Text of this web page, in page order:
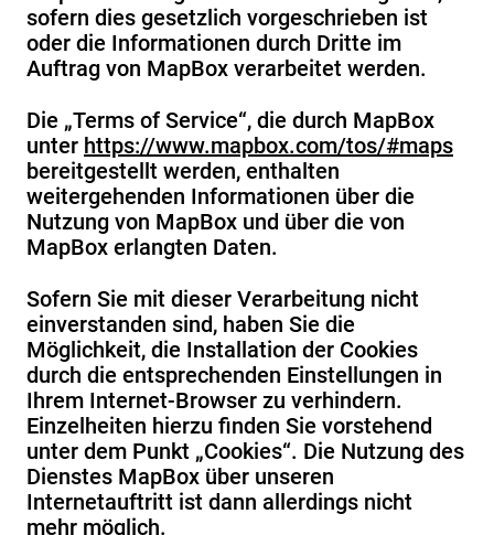
sofern dies gesetzlich vorgeschrieben ist
oder die Informationen durch Dritte im
Auftrag von MapBox verarbeitet werden.
Die „Terms of Service“, die durch MapBox
unter https://www.mapbox.com/tos/#maps
bereitgestellt werden, enthalten
weitergehenden Informationen über die
Nutzung von MapBox und über die von
MapBox erlangten Daten.
Sofern Sie mit dieser Verarbeitung nicht
einverstanden sind, haben Sie die
Möglichkeit, die Installation der Cookies
durch die entsprechenden Einstellungen in
Ihrem Internet-Browser zu verhindern.
Einzelheiten hierzu finden Sie vorstehend
unter dem Punkt „Cookies“. Die Nutzung des
Dienstes MapBox über unseren
Internetauftritt ist dann allerdings nicht
mehr möglich.